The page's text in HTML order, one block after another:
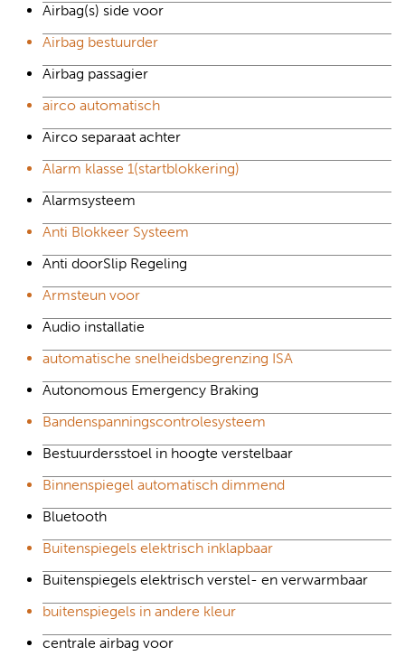
Airbag(s) side voor
Airbag bestuurder
Airbag passagier
airco automatisch
Airco separaat achter
Alarm klasse 1(startblokkering)
Alarmsysteem
Anti Blokkeer Systeem
Anti doorSlip Regeling
Armsteun voor
Audio installatie
automatische snelheidsbegrenzing ISA
Autonomous Emergency Braking
Bandenspanningscontrolesysteem
Bestuurdersstoel in hoogte verstelbaar
Binnenspiegel automatisch dimmend
Bluetooth
Buitenspiegels elektrisch inklapbaar
Buitenspiegels elektrisch verstel- en verwarmbaar
buitenspiegels in andere kleur
centrale airbag voor